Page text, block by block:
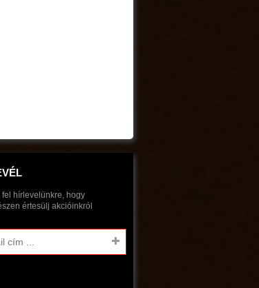
fel hírlevelünkre, hogy
értesülj akcióinkról